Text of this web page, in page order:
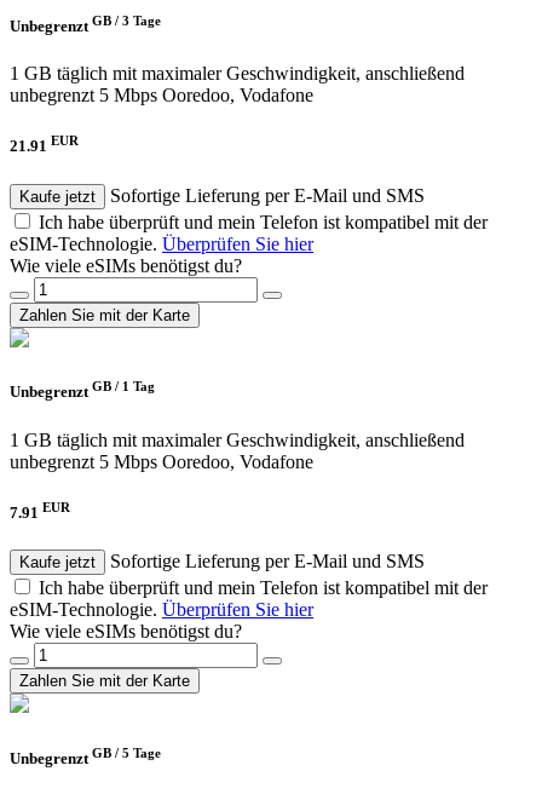
Unbegrenzt GB / 3 Tage
1 GB täglich mit maximaler Geschwindigkeit, anschließend
unbegrenzt 5 Mbps Ooredoo, Vodafone
21.91 EUR
Kaufe jetzt
Sofortige Lieferung per E-Mail und SMS
Ich habe überprüft und mein Telefon ist kompatibel mit der
eSIM-Technologie. Überprüfen Sie hier
Wie viele eSIMs benötigst du?
Zahlen Sie mit der Karte
UnbegrenztGB / 1 Tag
1 GB täglich mit maximaler Geschwindigkeit, anschließend
unbegrenzt 5 Mbps Ooredoo, Vodafone
7.91 EUR
Kaufe jetzt
Sofortige Lieferung per E-Mail und SMS
Ich habe überprüft und mein Telefon ist kompatibel mit der
eSIM-Technologie. Überprüfen Sie hier
Wie viele eSIMs benötigst du?
Zahlen Sie mit der Karte
Unbegrenzt GB / 5 Tage